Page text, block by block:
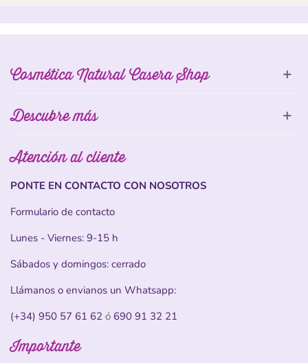
Cosmética Natural Casera Shop
Descubre más
Atención al cliente
PONTE EN CONTACTO CON NOSOTROS
Formulario de contacto
Lunes - Viernes: 9-15 h
Sábados y domingos: cerrado
Llámanos o envianos un Whatsapp:
(+34) 950 57 61 62 ó 690 91 32 21
Importante